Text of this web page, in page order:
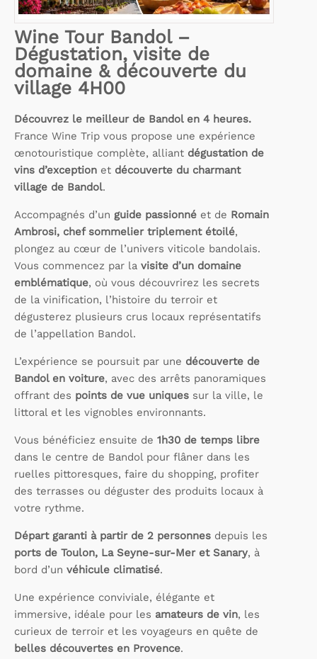
Wine Tour Bandol –
Dégustation, visite de
domaine & découverte du
village 4H00
Découvrez le meilleur de Bandol en 4 heures.
France Wine Trip vous propose une expérience
œnotouristique complète, alliant dégustation de
vins d’exception et découverte du charmant
village de Bandol.
Accompagnés d’un guide passionné et de Romain
Ambrosi, chef sommelier triplement étoilé,
plongez au cœur de l’univers viticole bandolais.
Vous commencez par la visite d’un domaine
emblématique, où vous découvrirez les secrets
de la vinification, l’histoire du terroir et
dégusterez plusieurs crus locaux représentatifs
de l’appellation Bandol.
L’expérience se poursuit par une découverte de
Bandol en voiture, avec des arrêts panoramiques
offrant des points de vue uniques sur la ville, le
littoral et les vignobles environnants.
Vous bénéficiez ensuite de 1h30 de temps libre
dans le centre de Bandol pour flâner dans les
ruelles pittoresques, faire du shopping, profiter
des terrasses ou déguster des produits locaux à
votre rythme.
Départ garanti à partir de 2 personnes depuis les
ports de Toulon, La Seyne-sur-Mer et Sanary, à
bord d’un véhicule climatisé.
Une expérience conviviale, élégante et
immersive, idéale pour les amateurs de vin, les
curieux de terroir et les voyageurs en quête de
belles découvertes en Provence.